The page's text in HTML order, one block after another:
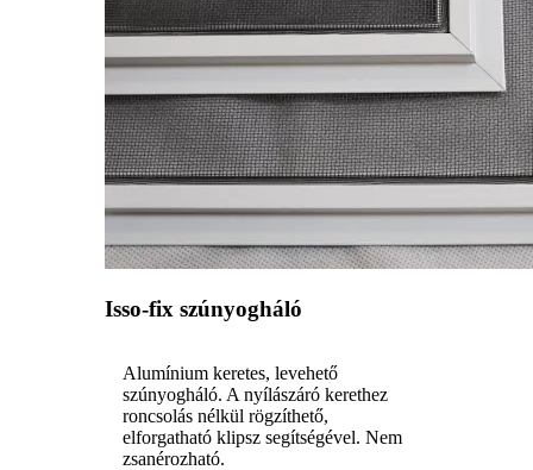
Isso-fix szúnyogháló
Alumínium keretes, levehető
szúnyogháló. A nyílászáró kerethez
roncsolás nélkül rögzíthető,
elforgatható klipsz segítségével. Nem
zsanérozható.